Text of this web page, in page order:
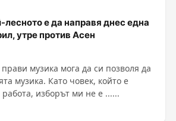
е да направя днес една
утре против Асен
музика мога да си позволя да
музика. Като човек, който е
изборът ми не е ......